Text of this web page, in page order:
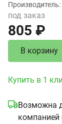
Производитель
под заказ
805 ₽
В корзину
Купить в 1
Возможна
компанией